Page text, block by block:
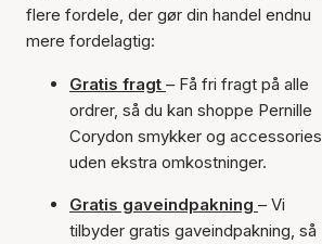
flere fordele, der gør din handel endnu
mere fordelagtig:
Gratis fragt – Få fri fragt på alle
ordrer, så du kan shoppe Pernille
Corydon smykker og accessories
uden ekstra omkostninger.
Gratis gaveindpakning – Vi
tilbyder gratis gaveindpakning, så